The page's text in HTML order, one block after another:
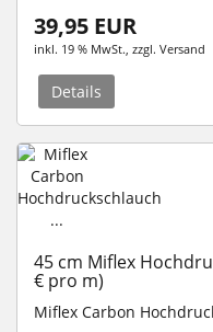
39,95 EUR
inkl. 19 % MwSt. , zzgl. Versand
Details
45 cm Miflex
€ pro m)
Miflex Carbon